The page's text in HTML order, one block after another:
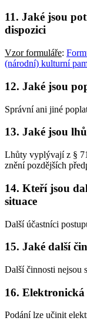
11. Jaké jsou
dispozici
Vzor formuláře:
(národní) kulturní
12. Jaké jsou
Správní ani jiné
13. Jaké jsou
Lhůty vyplývají z §
znění pozdějších
14. Kteří jsou
situace
Další účastníci
15. Jaké další
Další činnosti nejsou
16.
Podání lze učinit